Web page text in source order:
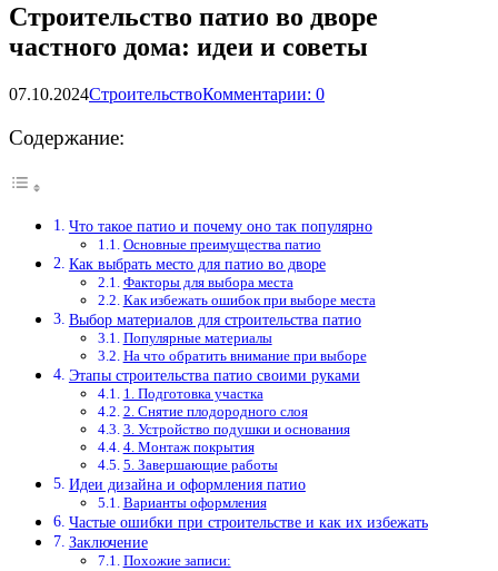
Строительство патио во дворе
частного дома: идеи и советы
07.10.2024СтроительствоКомментарии: 0
Содержание:
Что такое патио и почему оно так популярно
Основные преимущества патио
Как выбрать место для патио во дворе
Факторы для выбора места
Как избежать ошибок при выборе места
Выбор материалов для строительства патио
Популярные материалы
На что обратить внимание при выборе
Этапы строительства патио своими руками
1. Подготовка участка
2. Снятие плодородного слоя
3. Устройство подушки и основания
4. Монтаж покрытия
5. Завершающие работы
Идеи дизайна и оформления патио
Варианты оформления
Частые ошибки при строительстве и как их избежать
Заключение
Похожие записи: